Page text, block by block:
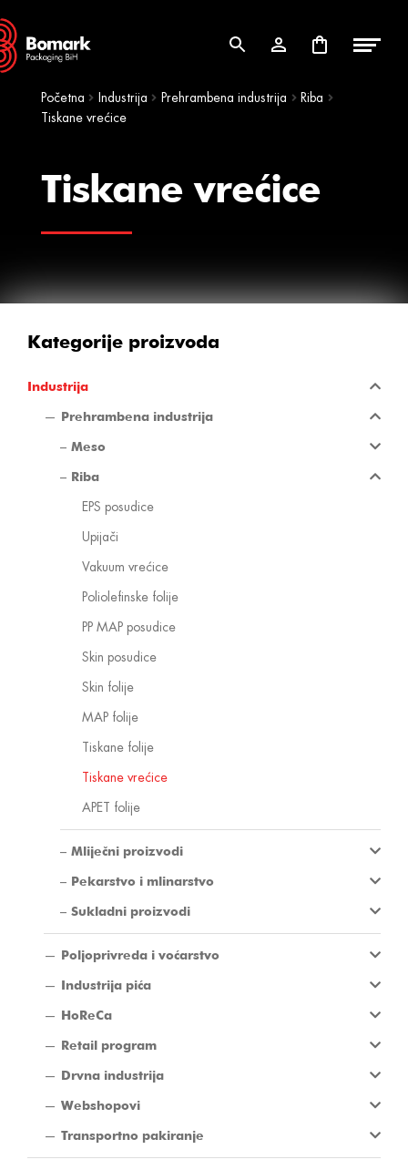
Skip
to
navigation
Skip
to
content
Početna Industrija Prehrambena industrija
Riba
Tiskane vrećice
Tiskane vrećice
Kategorije proizvoda
Industrija
Prehrambena industrija
Meso
Riba
EPS posudice
Upijači
Vakuum vrećice
Poliolefinske folije
PP MAP posudice
Skin posudice
Skin folije
MAP folije
Tiskane folije
Tiskane vrećice
APET folije
Mliječni proizvodi
Pekarstvo i mlinarstvo
Sukladni proizvodi
Poljoprivreda i voćarstvo
Industrija pića
HoReCa
Retail program
Drvna industrija
Webshopovi
Transportno pakiranje